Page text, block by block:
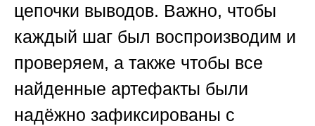
цепочки выводов. Важно, чтобы
каждый шаг был воспроизводим и
проверяем, а также чтобы все
найденные артефакты были
надёжно зафиксированы с